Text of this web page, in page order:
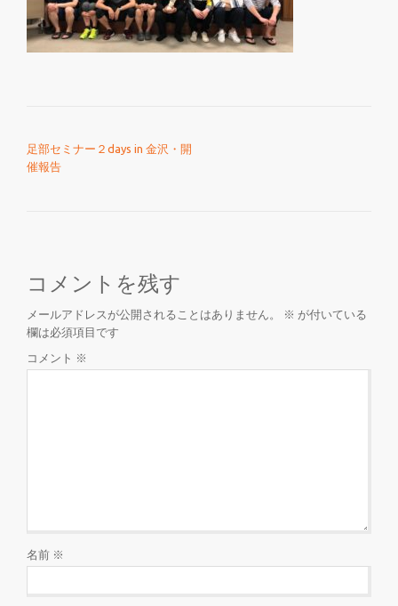
足部セミナー２days in 金沢・開
催報告
コメントを残す
メールアドレスが公開されることはありません。 ※ が付いている
欄は必須項目です
コメント ※
名前 ※